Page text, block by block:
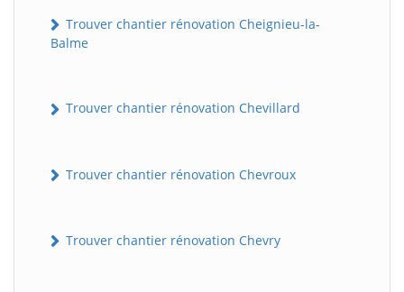
Trouver chantier rénovation Cheignieu-la-
Balme
Trouver chantier rénovation Chevillard
Trouver chantier rénovation Chevroux
Trouver chantier rénovation Chevry
B BatiWebPro